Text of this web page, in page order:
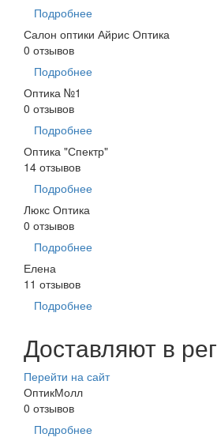
Подробнее
Салон оптики Айрис Оптика
0 отзывов
Подробнее
Оптика №1
0 отзывов
Подробнее
Оптика "Спектр"
14 отзывов
Подробнее
Люкс Оптика
0 отзывов
Подробнее
Елена
11 отзывов
Подробнее
Доставляют в
Перейти на сайт
ОптикМолл
0 отзывов
Подробнее